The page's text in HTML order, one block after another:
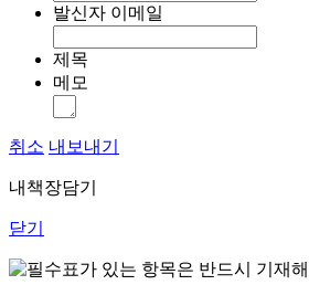
발신자 이메일
제목
메모
취소 내보내기
내책장담기
닫기
표가 있는 항목은 반드시 기재